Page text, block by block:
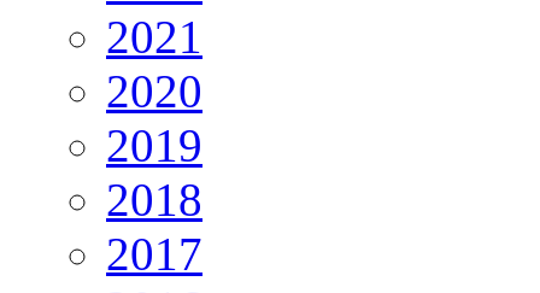
2021
2020
2019
2018
2017